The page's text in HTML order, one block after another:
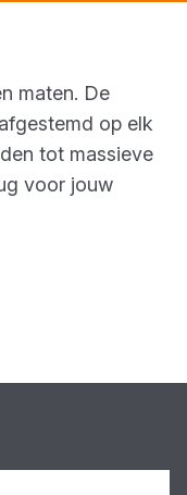
maten. De
op elk
tot massieve
voor jouw